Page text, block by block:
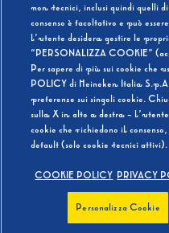
BEVI
non tecnici, inclusi quindi quelli
consenso è facoltativo e può
l’utente desidera gestire le
“PERSONALIZZA COOKIE”
Per sapere di più sui cookie che
POLICY di Heineken Italia
preferenze sui singoli cookie.
sulla X in alto a destra -
cookie che richiedono il
default (solo cookie tecnici attivi).
COOKIE POLICY PRIVACY
Personalizza Cookie